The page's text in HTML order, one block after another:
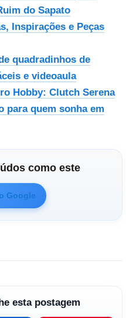
do Sapato
Inspirações e Peças
quadradinhos de
e videoaula
Hobby: Clutch Serena
para quem sonha em
como este
Google
esta postagem